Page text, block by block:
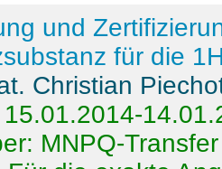
und
für die
Christian
MNPQ-Transfer